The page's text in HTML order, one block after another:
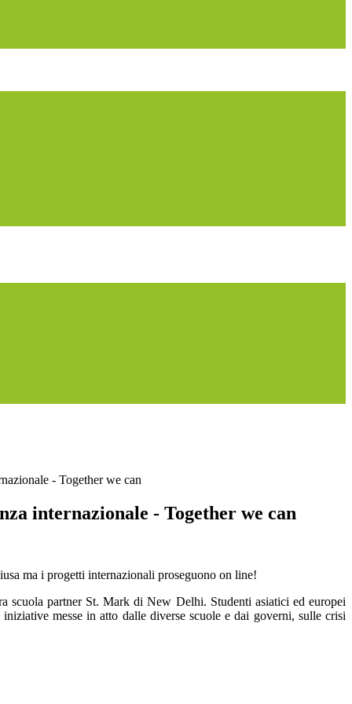
- Together we can
internazionale - Together we can
ma i progetti internazionali proseguono on line!
scuola partner St. Mark di New Delhi. Studenti asiatici ed europei
messe in atto dalle diverse scuole e dai governi, sulle crisi